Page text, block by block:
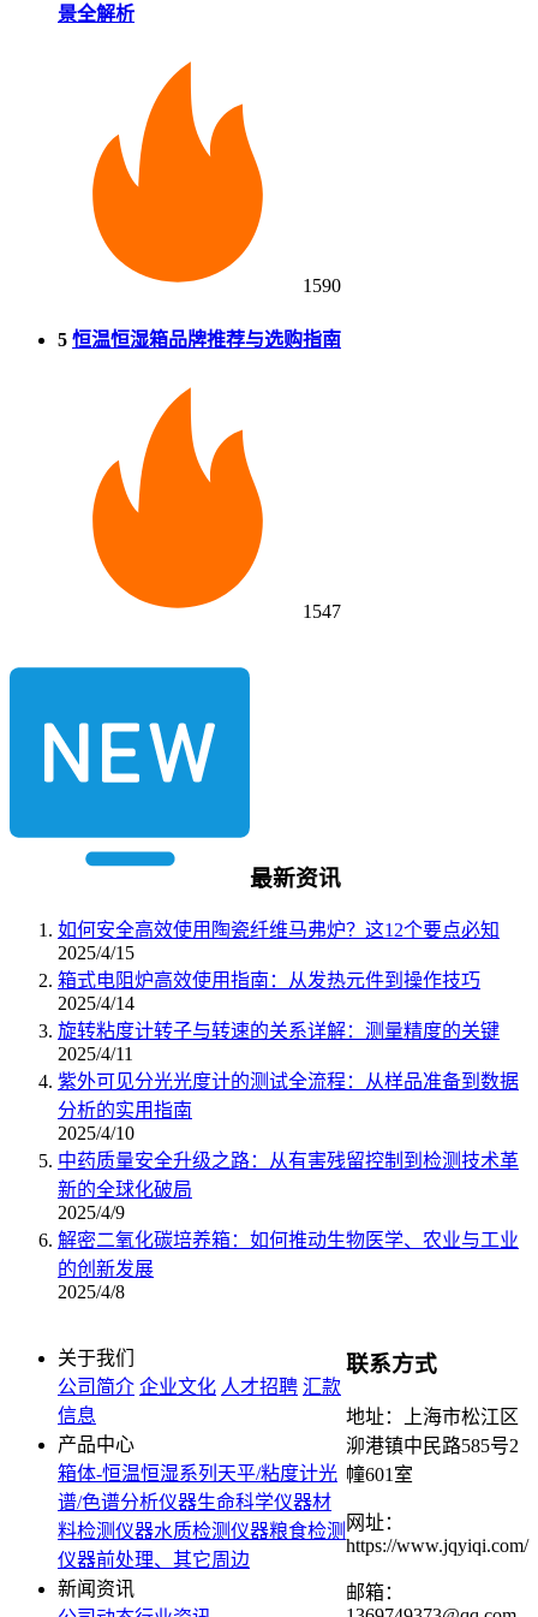
景全解析
1590
5 恒温恒湿箱品牌推荐与选购指南
1547
最新资讯
如何安全高效使用陶瓷纤维马弗炉？这12个要点必知
2025/4/15
箱式电阻炉高效使用指南：从发热元件到操作技巧
2025/4/14
旋转粘度计转子与转速的关系详解：测量精度的关键
2025/4/11
紫外可见分光光度计的测试全流程：从样品准备到数据
分析的实用指南
2025/4/10
中药质量安全升级之路：从有害残留控制到检测技术革
新的全球化破局
2025/4/9
解密二氧化碳培养箱：如何推动生物医学、农业与工业
的创新发展
2025/4/8
关于我们
公司简介 企业文化 人才招聘 汇款
信息
产品中心
箱体-恒温恒湿系列 天平/粘度计光
谱/色谱分析仪器生命科学仪器材
料检测仪器水质检测仪器粮食检测
仪器前处理、其它周边
新闻资讯
联系方式
地址：上海市松江区
泖港镇中民路585号2
幢601室
网址：
https://www.jqyiqi.com/
邮箱：